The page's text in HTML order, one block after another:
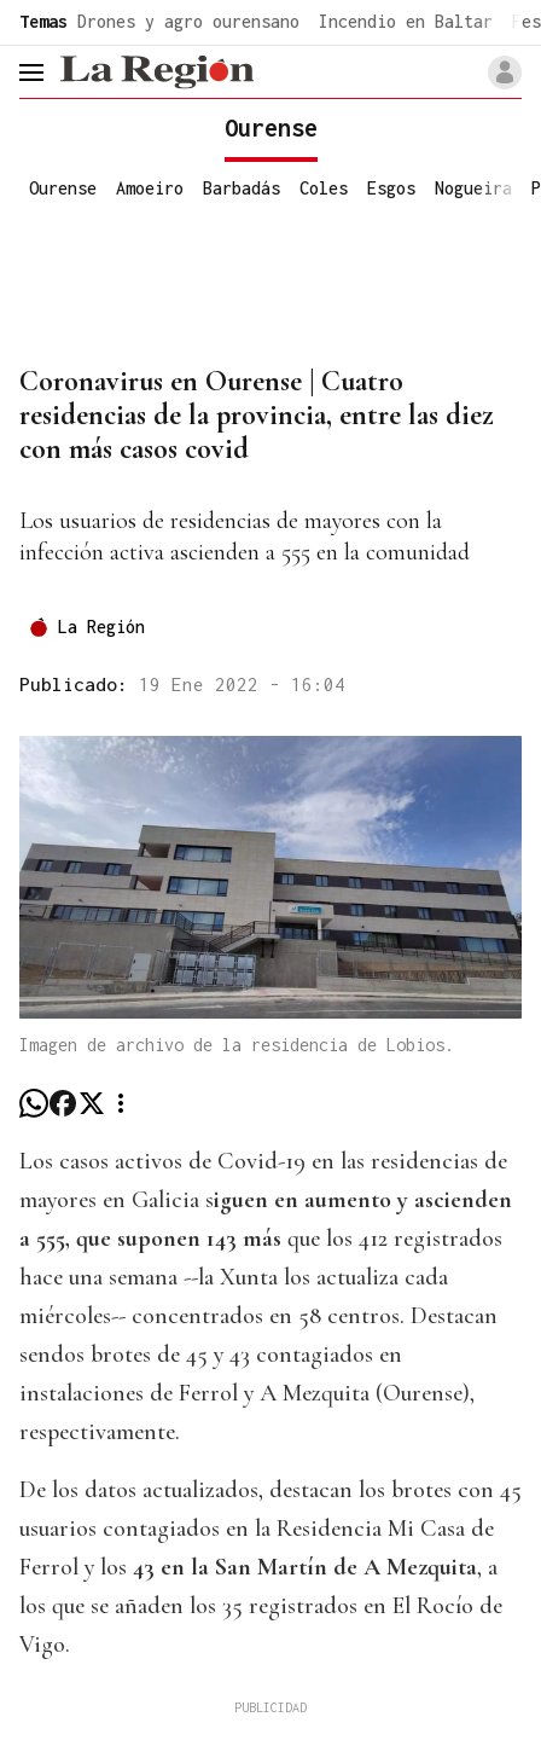
Temas Drones y agro ourensano Incendio en Baltar
header.menu.open
Ourense
Ourense Amoeiro Barbadás Coles Esgos Nogueira
Coronavirus en Ourense | Cuatro
residencias de la provincia, entre las diez
con más casos covid
Los usuarios de residencias de mayores con la
infección activa ascienden a 555 en la comunidad
La Región
Publicado: 19 Ene 2022 - 16:04
Imagen de archivo de la residencia de Lobios.
Los casos activos de Covid-19 en las residencias de
mayores en Galicia siguen en aumento y ascienden
a 555, que suponen 143 más que los 412 registrados
hace una semana --la Xunta los actualiza cada
miércoles-- concentrados en 58 centros. Destacan
sendos brotes de 45 y 43 contagiados en
instalaciones de Ferrol y A Mezquita (Ourense),
respectivamente.
De los datos actualizados, destacan los brotes con 45
usuarios contagiados en la Residencia Mi Casa de
Ferrol y los 43 en la San Martín de A Mezquita, a
los que se añaden los 35 registrados en El Rocío de
Vigo.